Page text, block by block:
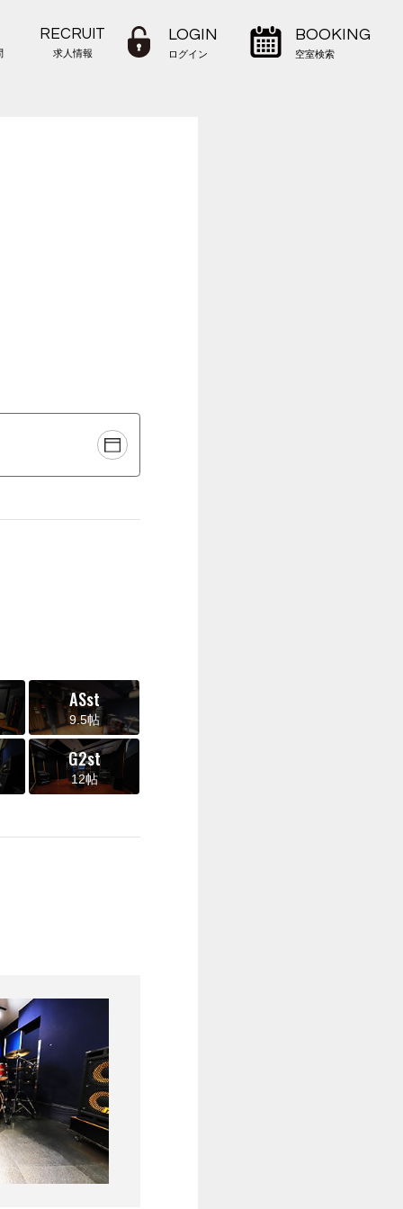
RECRUIT
求人情報
LOGIN
ログイン
BOOKING
空室検索
ASst
9.5帖
G2st
12帖